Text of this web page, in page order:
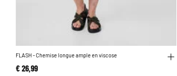
FLASH - Chemise longue ample en viscose
€ 26,99